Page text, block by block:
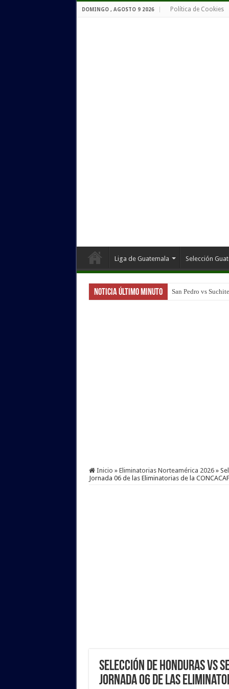
DOMINGO , AGOSTO 9 2026 Política de Cookies
Liga de Guatemala Selección
Noticia Último Minuto San Pedro vs
Inicio » Eliminatorias Norteamérica 2026 »
Jornada 06 de las Eliminatorias de la
Selección de Honduras vs
Jornada 06 de las